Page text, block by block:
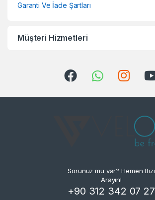
Garanti Ve İade Şartları
Müşteri Hizmetleri
Sorunuz mu var? Hemen Bizi
Arayın!
+90 312 342 07 27